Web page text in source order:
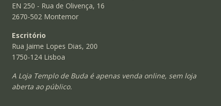
EN 250 - Rua de Olivença, 16
2670-502 Montemor
Escritório
Rua Jaime Lopes Dias, 200
1750-124 Lisboa
A Loja Templo de Buda é apenas venda online, sem loja
aberta ao público.